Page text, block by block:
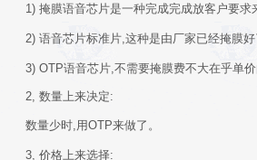
1) 掩膜语音芯片是一种完成完成放客户要求
2) 语音芯片标准片,这种是由厂家已经掩膜
3) OTP语音芯片,不需要掩膜费不大在乎单
2, 数量上来决定:
数量少时,用OTP来做了。
3, 价格上来选择: